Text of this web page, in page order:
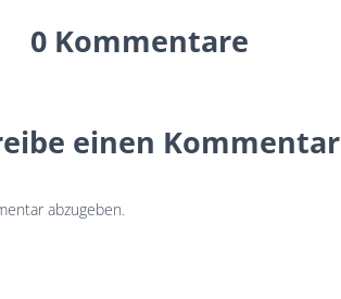
0 Kommentare
einen Kommentar
abzugeben.